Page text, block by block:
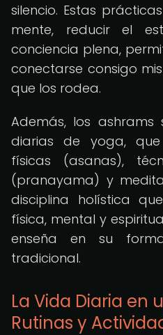
silencio. Estas
mente, reducir el
conciencia plena,
conectarse consigo
que los rodea.
Además, los ashrams
diarias de yoga,
físicas (asanas),
(pranayama) y
disciplina holística
física, mental y
enseña en su
tradicional.
La Vida Diaria en
Rutinas y